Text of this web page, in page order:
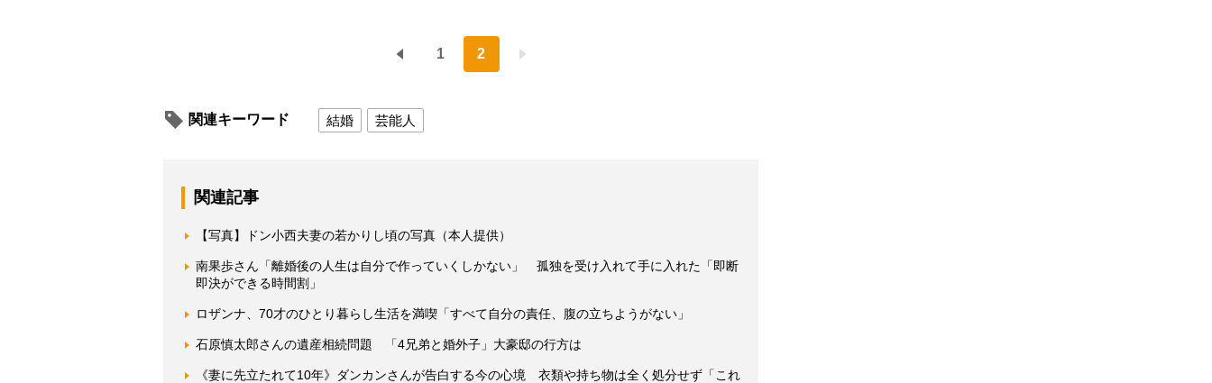
1 2
関連キーワード 結婚 芸能人
関連記事
【写真】ドン小西夫妻の若かりし頃の写真（本人提供）
南果歩さん「離婚後の人生は自分で作っていくしかない」 孤独を受け入れて手に入れた「即断
即決ができる時間割」
ロザンナ、70才のひとり暮らし生活を満喫「すべて自分の責任、腹の立ちようがない」
石原慎太郎さんの遺産相続問題 「4兄弟と婚外子」大豪邸の行方は
《妻に先立たれて10年》ダンカンさんが告白する今の心境 衣類や持ち物は全く処分せず「これ